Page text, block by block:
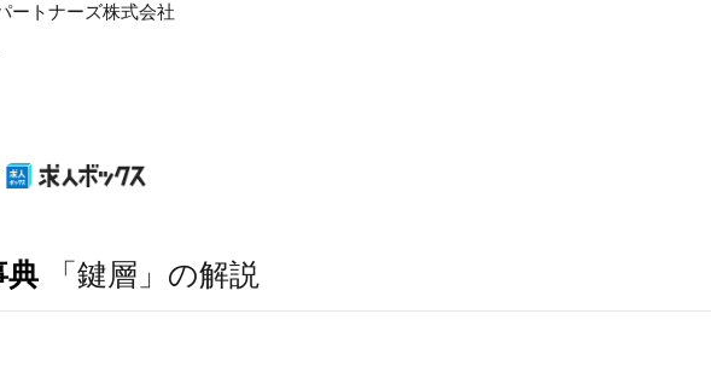
ートナーズ株式会社
典 「鍵層」の解説